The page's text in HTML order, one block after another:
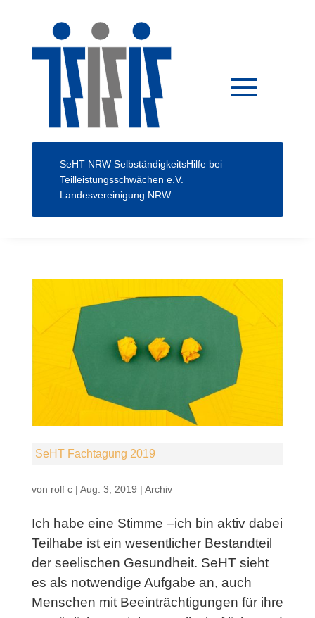
SeHT NRW SelbständigkeitsHilfe bei
Teilleistungsschwächen e.V.
Landesvereinigung NRW
SeHT Fachtagung 2019
von rolf c| Aug. 3, 2019 | Archiv
Ich habe eine Stimme –ich bin aktiv dabei
Teilhabe ist ein wesentlicher Bestandteil
der seelischen Gesundheit. SeHT sieht
es als notwendige Aufgabe an, auch
Menschen mit Beeinträchtigungen für ihre